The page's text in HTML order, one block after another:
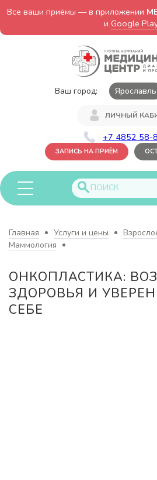
Все ваши приёмы — в приложении
и Google
Ваш город: Ярославль
ЛИЧНЫЙ
+7 4852 58-
ЗАПИСЬ НА ПРИЁМ
Главная Услуги и цены
Маммология
ОНКОПЛАСТИКА:
ЗДОРОВЬЯ И
СЕБЕ